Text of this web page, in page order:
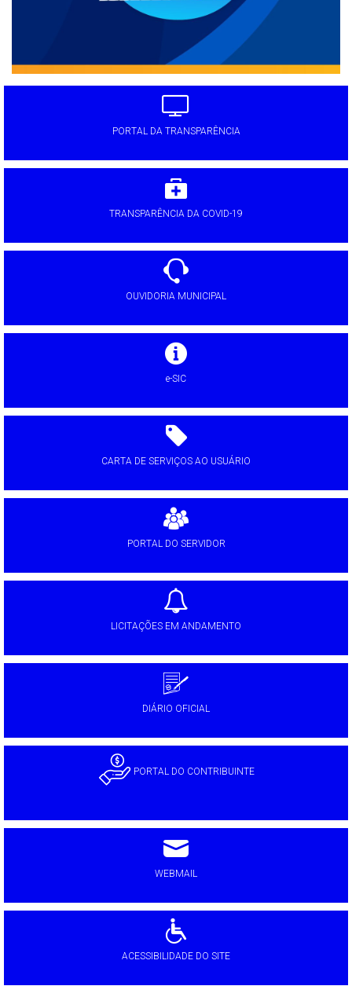
PORTAL DA TRANSPARÊNCIA
TRANSPARÊNCIA DA COVID-19
OUVIDORIA MUNICIPAL
e-SIC
CARTA DE SERVIÇOS AO USUÁRIO
PORTAL DO SERVIDOR
LICITAÇÕES EM ANDAMENTO
DIÁRIO OFICIAL
PORTAL DO CONTRIBUINTE
WEBMAIL
ACESSIBILIDADE DO SITE